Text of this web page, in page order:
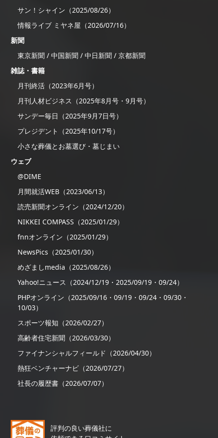
サン！シャイン（2025/08/26）
情報ライブ ミヤネ屋（2026/07/16）
新聞
東京新聞 / 中国新聞 / 中日新聞 / 京都新聞
雑誌・書籍
月刊終活（2023年6月号）
月刊人材ビジネス（2025年8月号・9月号）
サンデー毎日（2025年9月7日号）
プレジデント（2025年10/17号）
小さな葬儀とお墓選び・墓じまい
ウェブ
@DIME
月間就活WEB（2023/06/13）
読売新聞オンライン（2024/12/20）
NIKKEI COMPASS（2025/01/29）
fnnオンライン（2025/01/29）
NewsPics（2025/01/30）
めざましmedia（2025/08/26）
Yahoo!ニュース（2024/12/19・2025/09/19・09/24）
PHPオンライン（2025/09/16・09/19・09/24・09/30・
10/03）
スポーツ報知（2026/02/27）
高齢者住宅新聞（2026/03/30）
ファイナンシャルフィールド（2026/04/30）
熱狂ベンチャーナビ（2026/07/27）
社長の履歴書（2026/07/07）
評判の良い葬儀社に